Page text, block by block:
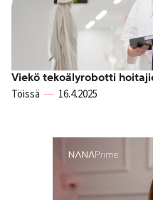
Viekö tekoälyrobotti
Töissä 16.4.2025